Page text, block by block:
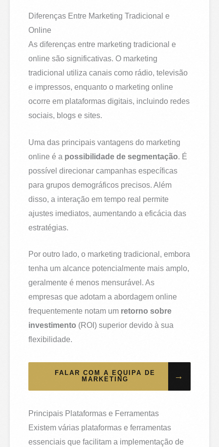
Diferenças Entre Marketing Tradicional e
Online
As diferenças entre marketing tradicional e
online são significativas. O marketing
tradicional utiliza canais como rádio, televisão
e impressos, enquanto o marketing online
ocorre em plataformas digitais, incluindo redes
sociais, blogs e sites.
Uma das principais vantagens do marketing
online é a possibilidade de segmentação. É
possível direcionar campanhas específicas
para grupos demográficos precisos. Além
disso, a interação em tempo real permite
ajustes imediatos, aumentando a eficácia das
estratégias.
Por outro lado, o marketing tradicional, embora
tenha um alcance potencialmente mais amplo,
geralmente é menos mensurável. As
empresas que adotam a abordagem online
frequentemente notam um retorno sobre
investimento (ROI) superior devido à sua
flexibilidade.
FALAR COM A EQUIPA DE
MARKETING
→
Principais Plataformas e Ferramentas
Existem várias plataformas e ferramentas
essenciais que facilitam a implementação de